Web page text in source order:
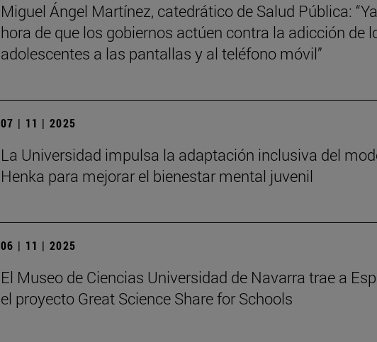
Miguel Ángel Martínez, catedrático de Salud Pública:
hora de que los gobiernos actúen contra la adicción de
adolescentes a las pantallas y al teléfono móvil”
07 | 11 | 2025
La Universidad impulsa la adaptación inclusiva del
Henka para mejorar el bienestar mental juvenil
06 | 11 | 2025
El Museo de Ciencias Universidad de Navarra trae a
el proyecto Great Science Share for Schools